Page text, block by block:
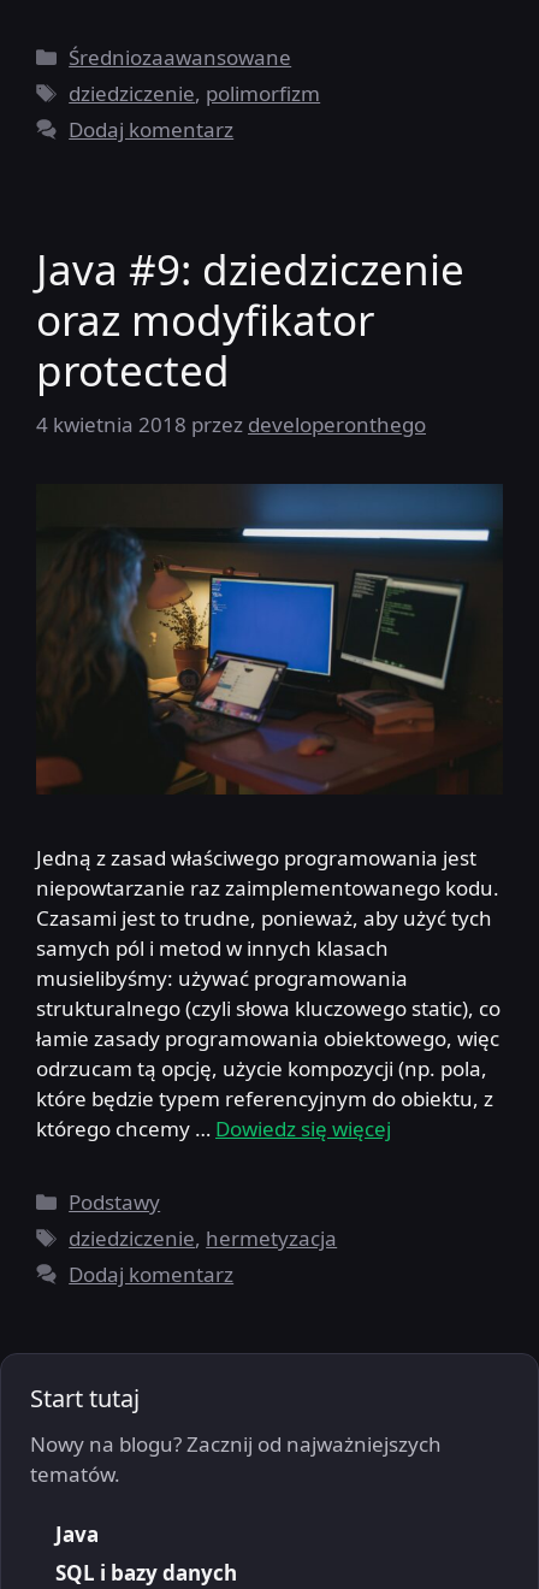
Kategorie
Średniozaawansowane
Tagi
dziedziczenie, polimorfizm
Dodaj komentarz
Java #9: dziedziczenie
oraz modyfikator
protected
4 kwietnia 2018 przez developeronthego
Jedną z zasad właściwego programowania jest
niepowtarzanie raz zaimplementowanego kodu.
Czasami jest to trudne, ponieważ, aby użyć tych
samych pól i metod w innych klasach
musielibyśmy: używać programowania
strukturalnego (czyli słowa kluczowego static), co
łamie zasady programowania obiektowego, więc
odrzucam tą opcję, użycie kompozycji (np. pola,
które będzie typem referencyjnym do obiektu, z
którego chcemy … Dowiedz się więcej
Kategorie
Podstawy
Tagi
dziedziczenie, hermetyzacja
Dodaj komentarz
Start tutaj
Nowy na blogu? Zacznij od najważniejszych
tematów.
Java
SQL i bazy danych